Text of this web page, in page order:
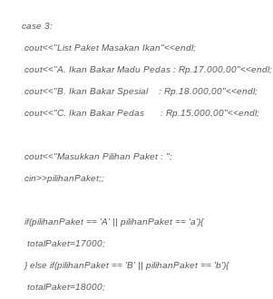
case 3:
cout<<"List Paket Masakan Ikan"<<endl;
cout<<"A. Ikan Bakar Madu Pedas : Rp.17.000,00"<<endl;
cout<<"B. Ikan Bakar Spesial : Rp.18.000,00"<<endl;
cout<<"C. Ikan Bakar Pedas : Rp.15.000,00"<<endl;
cout<<"Masukkan Pilihan Paket : ";
cin>>pilihanPaket;;
if(pilihanPaket == 'A' || pilihanPaket == 'a'){
totalPaket=17000;
} else if(pilihanPaket == 'B' || pilihanPaket == 'b'){
totalPaket=18000;